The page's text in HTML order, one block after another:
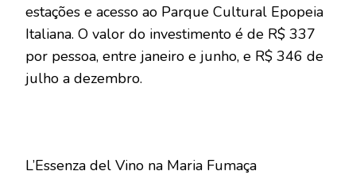
estações e acesso ao Parque Cultural Epopeia
Italiana. O valor do investimento é de R$ 337
por pessoa, entre janeiro e junho, e R$ 346 de
julho a dezembro.
L’Essenza del Vino na Maria Fumaça